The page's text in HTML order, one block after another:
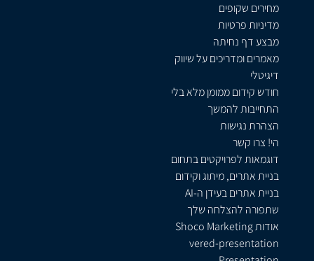
מחירים שקופים
מדיניות פרטיות
מבצע דף נחיתה
מאמרים ומדריכים על שיווק
דיגיטלי
חודש קידום ממומן מלא בלי
התחייבות להמשך
הצהרת נגישות
הי! צרו קשר
דוגמאות לפרויקטים בתחום
בניית אתרים, מיתוג וקידום
בניית אתרים בעידן ה-AI
שתפורה להצלחה שלך
אודות Shoco Marketing
vered-presentation